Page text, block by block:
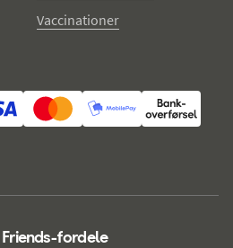
Vaccinationer
fordele